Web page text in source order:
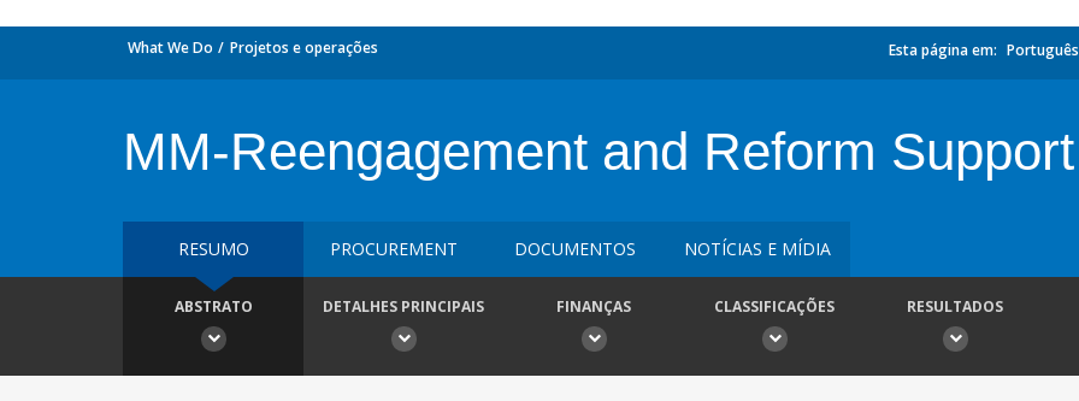
What We Do Projetos e operações Esta página em: Português
MM-Reengagement and Reform
RESUMO PROCUREMENT DOCUMENTOS NOTÍCIAS E MÍDIA
ABSTRATO DETALHES PRINCIPAIS FINANÇAS CLASSIFICAÇÕES RESULTADOS